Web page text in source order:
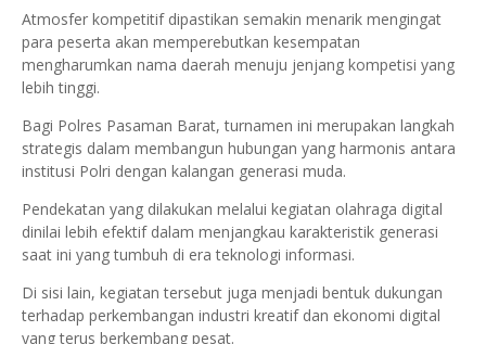
Atmosfer kompetitif dipastikan semakin menarik mengingat
para peserta akan memperebutkan kesempatan
mengharumkan nama daerah menuju jenjang kompetisi yang
lebih tinggi.
Bagi Polres Pasaman Barat, turnamen ini merupakan langkah
strategis dalam membangun hubungan yang harmonis antara
institusi Polri dengan kalangan generasi muda.
Pendekatan yang dilakukan melalui kegiatan olahraga digital
dinilai lebih efektif dalam menjangkau karakteristik generasi
saat ini yang tumbuh di era teknologi informasi.
Di sisi lain, kegiatan tersebut juga menjadi bentuk dukungan
terhadap perkembangan industri kreatif dan ekonomi digital
yang terus berkembang pesat.